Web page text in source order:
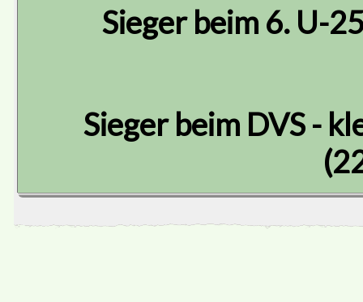
Sieger beim 6. U-
Sieger beim DVS -